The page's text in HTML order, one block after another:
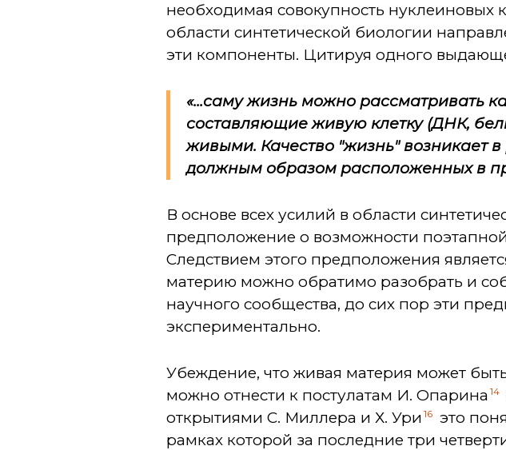
необходимая совокупность нуклеиновых
области синтетической биологии
эти компоненты. Цитируя одного
«...саму жизнь можно рассматривать
составляющие живую клетку (ДНК,
живыми. Качество "жизнь" возникает
должным образом расположенных в
В основе всех усилий в области
предположение о возможности
Следствием этого предположения
материю можно обратимо разобрать и
научного сообщества, до сих пор эти
экспериментально.
Убеждение, что живая материя может
можно отнести к постулатам И. Опарина 14
открытиями С. Миллера и Х. Ури 16 это
рамках которой за последние три